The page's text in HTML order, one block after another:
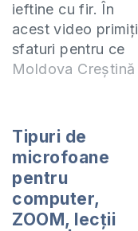
ieftine cu fir. În
acest video primiți
sfaturi pentru ce
microafoane puteți
pentru YouTube și
anume care sunt
cele mai bune
obțiuni la cele mai
ieftine microfoane
Moldova Creștină
Tipuri de
microfoane
pentru
computer,
ZOOM, lecții